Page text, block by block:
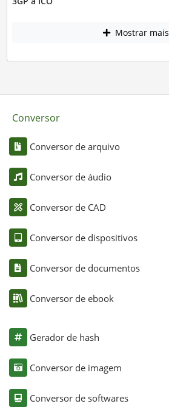
Mostrar mais
Conversor
Conversor de arquivo
Conversor de áudio
Conversor de CAD
Conversor de dispositivos
Conversor de documentos
Conversor de ebook
Gerador de hash
Conversor de imagem
Conversor de softwares